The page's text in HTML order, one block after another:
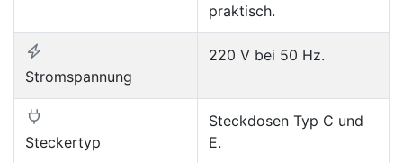
praktisch.
Stromspannung
220 V bei 50 Hz.
Steckertyp
Steckdosen Typ C und
E.